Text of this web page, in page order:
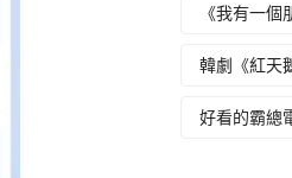
《我有一個
韓劇《紅天
好看的霸總